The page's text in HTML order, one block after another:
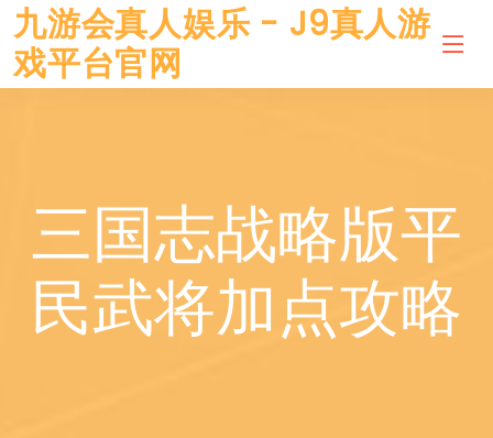
九游会真人娱乐 - J9真人游
戏平台官网
三国志战略版平
民武将加点攻略